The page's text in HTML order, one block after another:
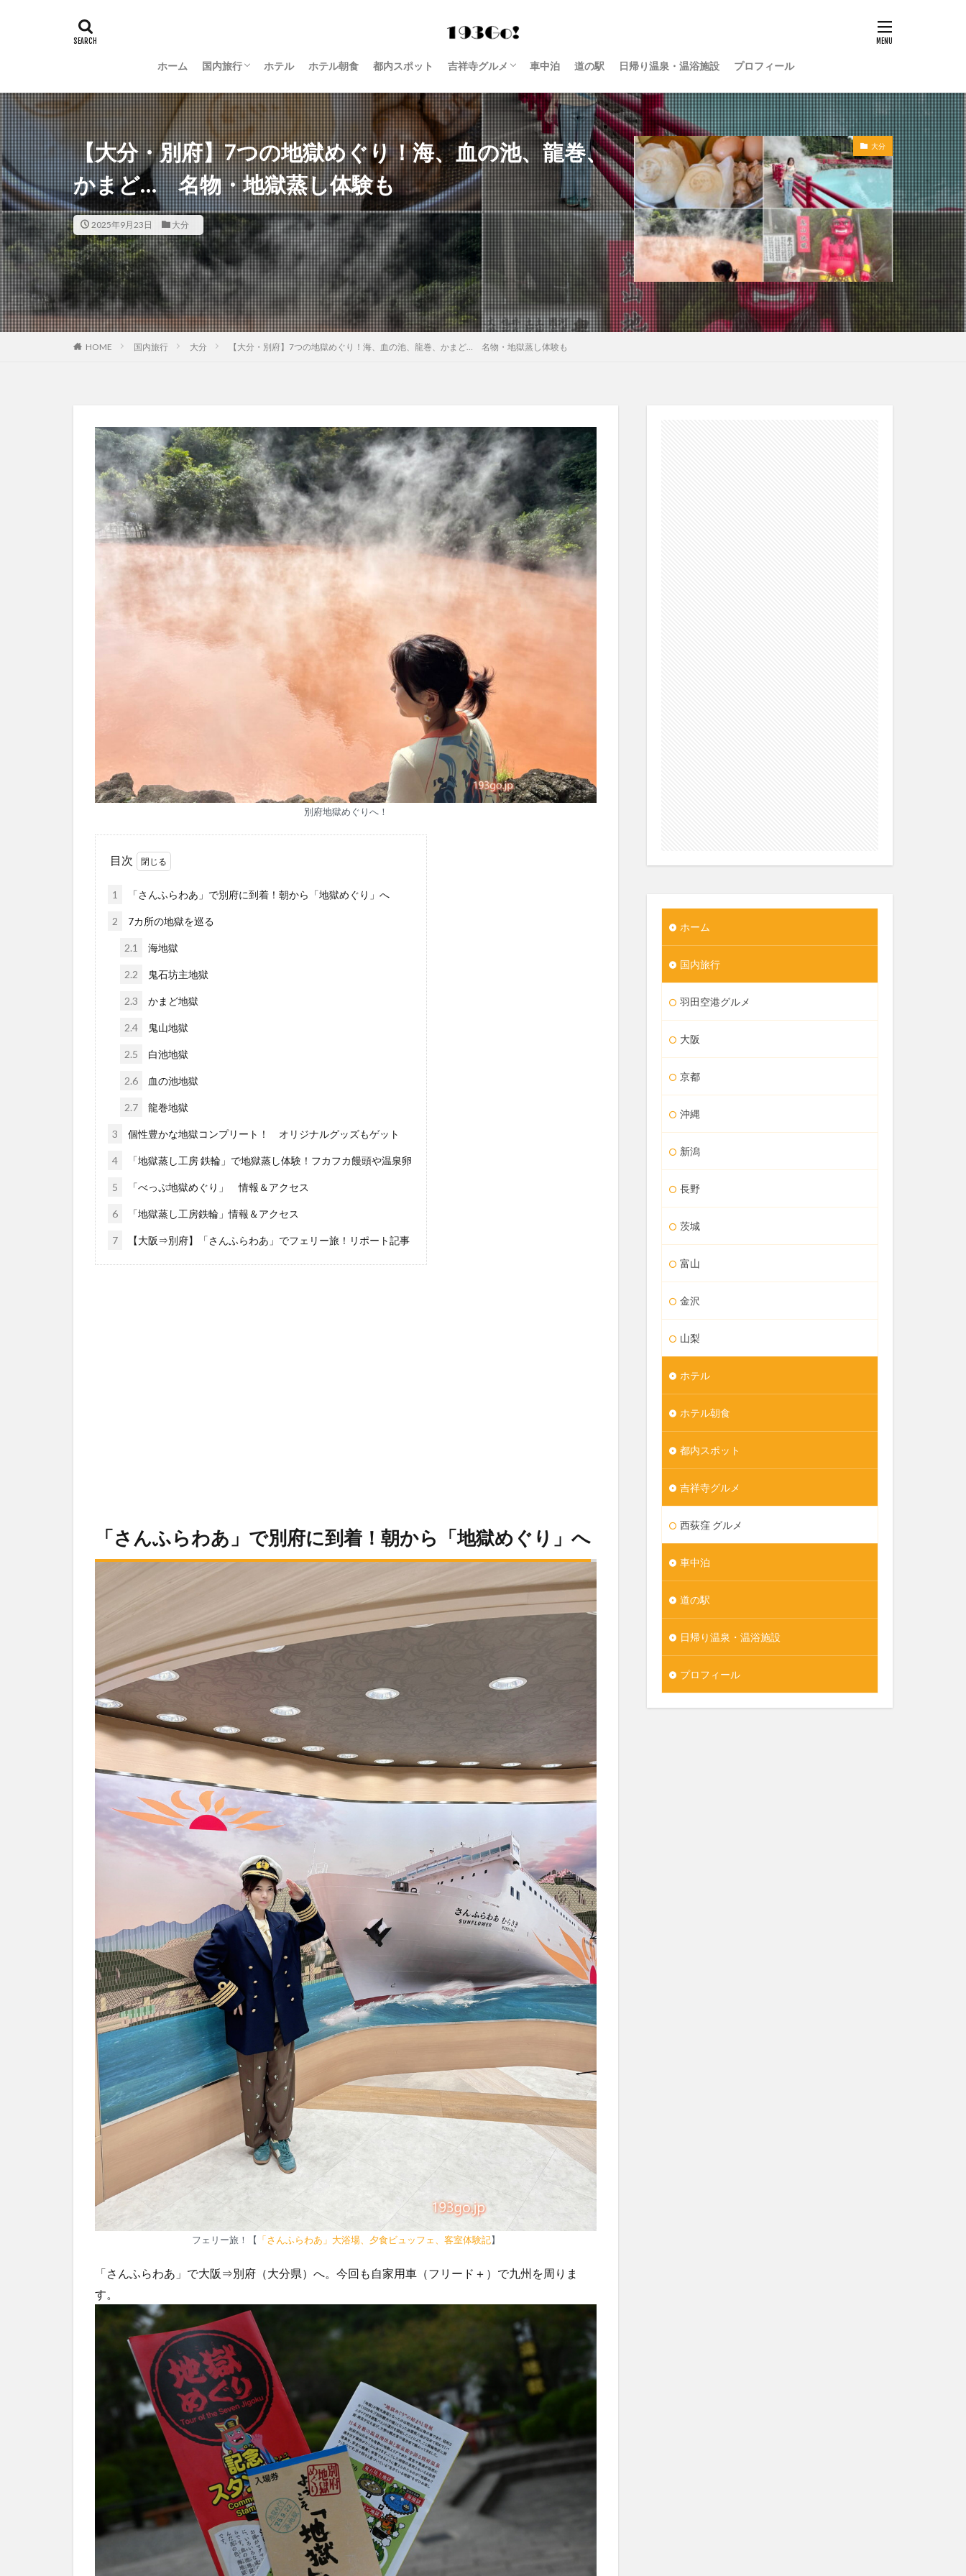
ホーム 国内旅行
羽田空港グルメ
大阪
京都
沖縄
新潟
長野
茨城
富山
金沢
山梨
ホテル ホテル朝食 都内スポット 吉祥寺グルメ
西荻窪 グルメ
車中泊 道の駅 日帰り温泉・温浴施設 プロフィール
【大分・別府】7つの地獄めぐり！海、血の池、龍巻、
かまど… 名物・地獄蒸し体験も
2025年9月23日 大分
大分
HOME 国内旅行 大分 【大分・別府】7つの地獄めぐり！海、血の池、龍巻、かまど… 名物・地獄蒸し体験も
別府地獄めぐりへ！
目次
1 「さんふらわあ」で別府に到着！朝から「地獄めぐり」へ
2 7カ所の地獄を巡る
2.1 海地獄
2.2 鬼石坊主地獄
2.3 かまど地獄
2.4 鬼山地獄
2.5 白池地獄
2.6 血の池地獄
2.7 龍巻地獄
3 個性豊かな地獄コンプリート！ オリジナルグッズもゲット
4 「地獄蒸し工房 鉄輪」で地獄蒸し体験！フカフカ饅頭や温泉卵
5 「べっぷ地獄めぐり」 情報＆アクセス
6 「地獄蒸し工房鉄輪」情報＆アクセス
7 【大阪⇒別府】「さんふらわあ」でフェリー旅！リポート記事
「さんふらわあ」で別府に到着！朝から「地獄めぐり」へ
フェリー旅！【 「さんふらわあ」大浴場、夕食ビュッフェ、客室体験記】
「さんふらわあ」で大阪⇒別府（大分県）へ。今回も自家用車（フリード＋）で九州を周りま
す。
ホーム
国内旅行
羽田空港グルメ
大阪
京都
沖縄
新潟
長野
茨城
富山
金沢
山梨
ホテル
ホテル朝食
都内スポット
吉祥寺グルメ
西荻窪 グルメ
車中泊
道の駅
日帰り温泉・温浴施設
プロフィール